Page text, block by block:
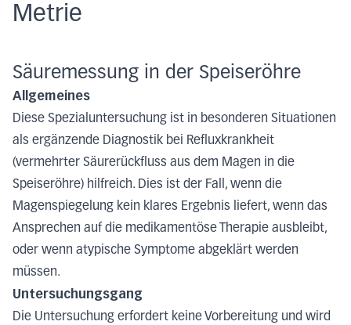
Metrie
Säuremessung in der Speiseröhre
Allgemeines
Diese Spezialuntersuchung ist in besonderen Situationen
als ergänzende Diagnostik bei Refluxkrankheit
(vermehrter Säurerückfluss aus dem Magen in die
Speiseröhre) hilfreich. Dies ist der Fall, wenn die
Magenspiegelung kein klares Ergebnis liefert, wenn das
Ansprechen auf die medikamentöse Therapie ausbleibt,
oder wenn atypische Symptome abgeklärt werden
müssen.
Untersuchungsgang
Die Untersuchung erfordert keine Vorbereitung und wird